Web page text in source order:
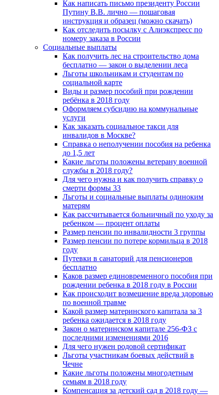
Как написать письмо президенту России
Путину В.В. лично — пошаговая
инструкция и образец (можно скачать)
Как отследить посылку с Алиэкспресс по
номеру заказа в России
Социальные выплаты
Как получить лес на строительство дома
бесплатно — закон о выделении леса
Льготы школьникам и студентам по
социальной карте
Виды и размер пособий при рождении
ребёнка в 2018 году
Оформляем субсидию на коммунальные
услуги
Как заказать социальное такси для
инвалидов в Москве?
Справка о неполучении пособия на ребенка
до 1,5 лет
Какие льготы положены ветерану военной
службы в 2018 году?
Для чего нужна и как получить справку о
смерти формы 33
Льготы и социальные выплаты одиноким
матерям
Как рассчитывается больничный по уходу за
ребенком — процент оплаты
Размер пенсии по инвалидности 3 группы
Размер пенсии по потере кормильца в 2018
году
Путевки в санаторий для пенсионеров
бесплатно
Каков размер единовременного пособия при
рождении ребенка в 2018 году в России
Как происходит возмещение вреда здоровью
по военной травме
Какой размер материнского капитала за 3
ребенка ожидается в 2018 году
Закон о материнском капитале 256-ФЗ с
последними изменениями 2016
Для чего нужен родовой сертификат
Льготы участникам боевых действий в
Чечне
Какие льготы положены многодетным
семьям в 2018 году
Компенсация за детский сад в 2018 году —